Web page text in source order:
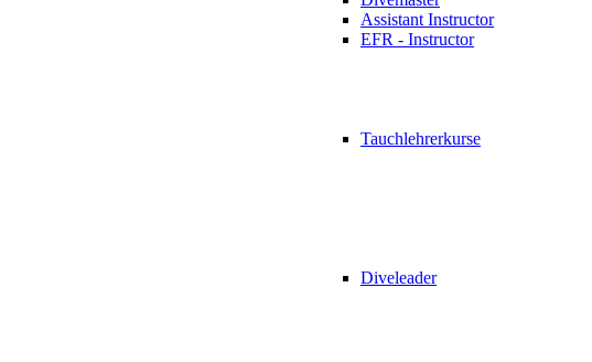
Assistant Instructor
EFR - Instructor
Tauchlehrerkurse
Diveleader